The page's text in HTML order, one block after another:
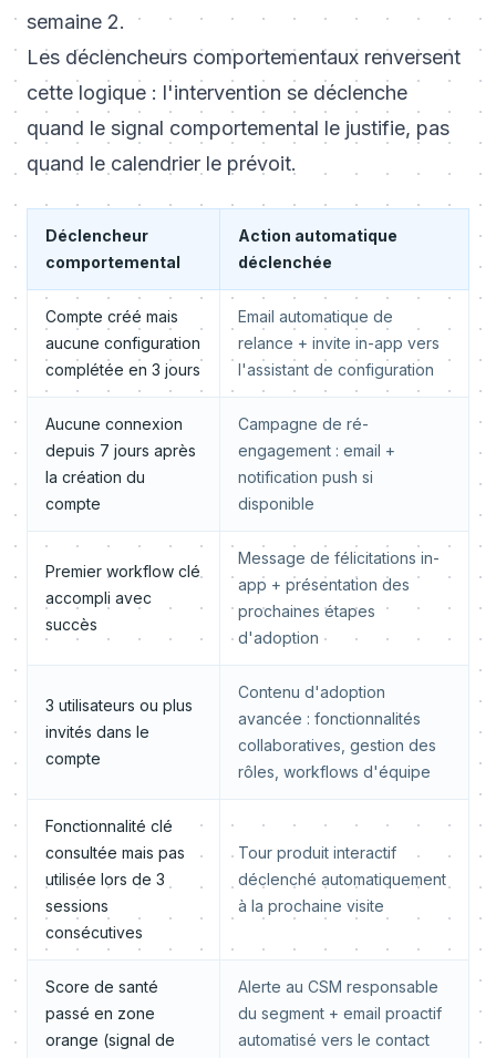
semaine 2.
Les déclencheurs comportementaux renversent
cette logique : l'intervention se déclenche
quand le signal comportemental le justifie, pas
quand le calendrier le prévoit.
Déclencheur
comportemental
Action automatique
déclenchée
Compte créé mais
aucune configuration
complétée en 3 jours
Email automatique de
relance + invite in-app vers
l'assistant de configuration
Aucune connexion
depuis 7 jours après
la création du
compte
Campagne de ré-
engagement : email +
notification push si
disponible
Premier workflow clé
accompli avec
succès
Message de félicitations in-
app + présentation des
prochaines étapes
d'adoption
3 utilisateurs ou plus
invités dans le
compte
Contenu d'adoption
avancée : fonctionnalités
collaboratives, gestion des
rôles, workflows d'équipe
Fonctionnalité clé
consultée mais pas
utilisée lors de 3
sessions
consécutives
Tour produit interactif
déclenché automatiquement
à la prochaine visite
Score de santé
passé en zone
orange (signal de
Alerte au CSM responsable
du segment + email proactif
automatisé vers le contact